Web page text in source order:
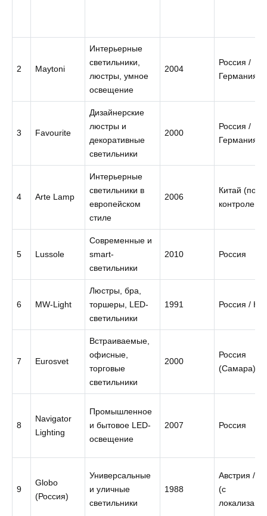
2 Maytoni
Интерьерные
светильники,
люстры, умное
освещение
2004
Россия /
Германия
3 Favourite
Дизайнерские
люстры и
декоративные
светильники
2000
Россия /
Германия
4 Arte Lamp
Интерьерные
светильники в
европейском
стиле
2006
Китай (под
контролем
5 Lussole
Современные и
smart-
светильники
2010 Россия
6 MW-Light
Люстры, бра,
торшеры, LED-
светильники
1991 Россия /
7 Eurosvet
Встраиваемые,
офисные,
торговые
светильники
2000
Россия
(Самара)
8
Navigator
Lighting
Промышленное
и бытовое LED-
освещение
2007 Россия
9
Globo
(Россия)
Универсальные
и уличные
светильники
1988
Австрия /
(с